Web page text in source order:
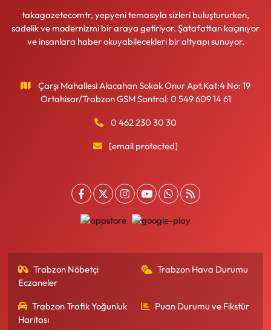
takagazetecomtr, yepyeni temasıyla sizleri buluştururken,
sadelik ve modernizmi bir araya getiriyor. Şatafattan kaçınıyor
ve insanlara haber okuyabilecekleri bir altyapı sunuyor.
Çarşı Mahallesi Alacahan Sokak Onur Apt.Kat:4 No: 19
Ortahisar/Trabzon GSM Santral: 0 549 609 14 61
0 462 230 30 30
[email protected]
Trabzon Nöbetçi
Eczaneler
Trabzon Hava Durumu
Trabzon Trafik Yoğunluk
Haritası
Puan Durumu ve Fikstür